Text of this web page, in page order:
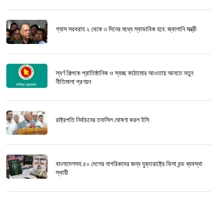
গ্যাস সরবরাহ ২ থেকে ৩ দিনের মধ্যে স্বাভাবিক হবে: জ্বালানি মন্ত্রী
স্বর্ণ শিল্পকে প্রাতিষ্ঠানিক ও স্বচ্ছ কাঠামোর আওতায় আনতে নতুন
নীতিমালা প্রণয়ন
রাষ্ট্রপতি নির্বাচনের তফসিল ঘোষণা করল ইসি
বাংলাদেশসহ ৫০ দেশের নাগরিকদের জন্য যুক্তরাষ্ট্রে ভিসা বন্ড ব্যবস্থা
স্থায়ী